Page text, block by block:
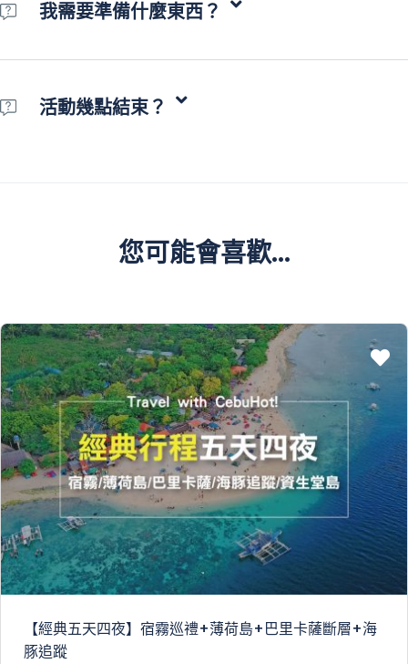
我需要準備什麼東西？
活動幾點結束？
您可能會喜歡...
【經典五天四夜】宿霧巡禮+薄荷島+巴里卡薩斷層+海
豚追蹤